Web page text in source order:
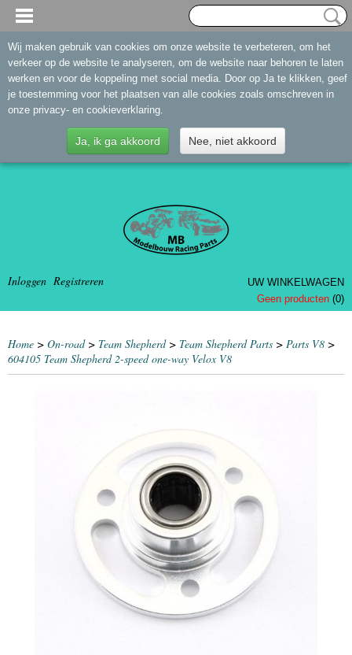
Inloggen Registreren
UW WINKELWAGEN
Geen producten (0)
Home > On-road> Team Shepherd> Team Shepherd Parts > Parts V8 >
604105 Team Shepherd 2-speed one-way Velox V8
Wij maken gebruik van cookies om onze website te verbeteren, om het
verkeer op de website te analyseren, om de website naar behoren te laten
werken en voor de koppeling met social media. Door op Ja te klikken, geef
je toestemming voor het plaatsen van alle cookies zoals omschreven in
onze privacy- en cookieverklaring.
Ja, ik ga akkoord Nee, niet akkoord